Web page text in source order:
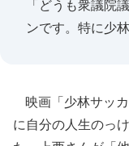
「どうも衆議院
ンです。特に少
映画「少林サッ
に自分の人生のっ